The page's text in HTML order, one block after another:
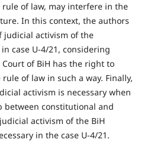
of law, may interfere in the
In this context, the authors
judicial activism of the
case U-4/21, considering
of BiH has the right to
of law in such a way. Finally,
activism is necessary when
between constitutional and
activism of the BiH
in the case U-4/21.